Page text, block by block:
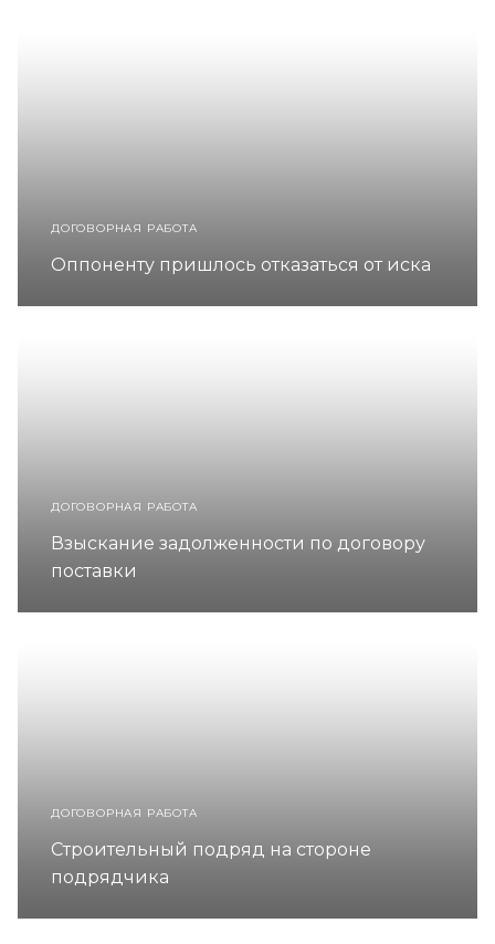
ДОГОВОРНАЯ РАБОТА
Оппоненту пришлось отказаться от иска
ДОГОВОРНАЯ РАБОТА
Взыскание задолженности по договору
поставки
ДОГОВОРНАЯ РАБОТА
Строительный подряд на стороне
подрядчика